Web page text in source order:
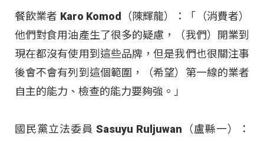
餐飲業者 Karo Komod（陳輝龍）：「（消費者）
他們對食用油產生了很多的疑慮，（我們）開業到
現在都沒有使用到這些品牌，但是我們也很關注事
後會不會有列到這個範圍，（希望）第一線的業者
自主的能力、檢查的能力要夠強。」
國民黨立法委員 Sasuyu Ruljuwan（盧縣一）：